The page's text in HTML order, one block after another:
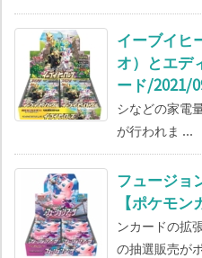
イーブイヒ
オ）とエデ
ード/2021/
シなどの家電
が行われま ...
フュージョ
【ポケモ
ンカードの拡
の抽選販売が